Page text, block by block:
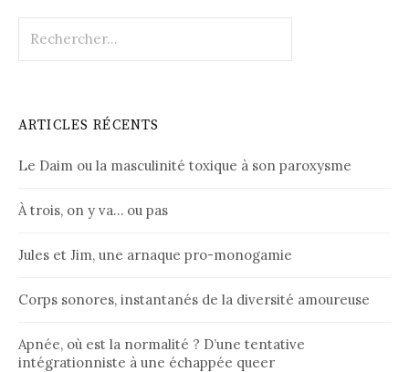
ARTICLES RÉCENTS
Le Daim ou la masculinité toxique à son paroxysme
À trois, on y va… ou pas
Jules et Jim, une arnaque pro-monogamie
Corps sonores, instantanés de la diversité amoureuse
Apnée, où est la normalité ? D’une tentative
intégrationniste à une échappée queer